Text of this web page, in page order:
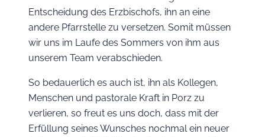
Entscheidung des Erzbischofs, ihn an eine
andere Pfarrstelle zu versetzen. Somit müssen
wir uns im Laufe des Sommers von ihm aus
unserem Team verabschieden.
So bedauerlich es auch ist, ihn als Kollegen,
Menschen und pastorale Kraft in Porz zu
verlieren, so freut es uns doch, dass mit der
Erfüllung seines Wunsches nochmal ein neuer